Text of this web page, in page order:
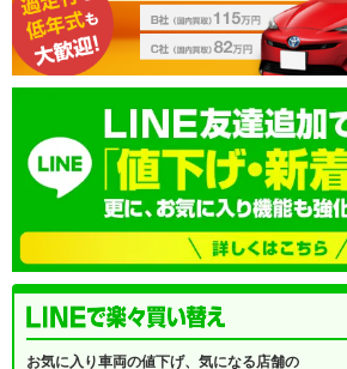
お気に入り車両の値下げ、気になる店舗の